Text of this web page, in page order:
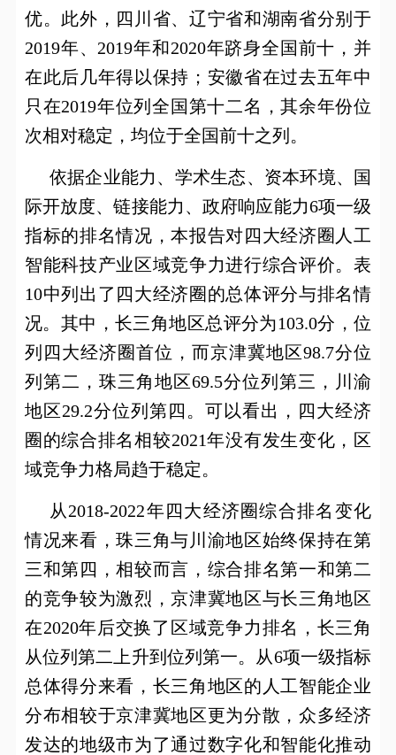
优。此外，四川省、辽宁省和湖南省分别于
2019年、 2019年和2020年跻身全国前十，并
在此后几年得以保持；安徽省在过去五年中
只在2019年位列全国第十二名，其余年份位
次相对稳定，均位于全国前十之列。
依据企业能力、学术生态、资本环境、国
际开放度、链接能力、政府响应能力6项一级
指标的排名情况，本报告对四大经济圈人工
智能科技产业区域竞争力进行综合评价。表
10中列出了四大经济圈的总体评分与排名情
况。其中，长三角地区总评分为103.0分，位
列四大经济圈首位，而京津冀地区98.7分位
列第二，珠三角地区69.5分位列第三，川渝
地区29.2分位列第四。可以看出，四大经济
圈的综合排名相较2021年没有发生变化，区
域竞争力格局趋于稳定。
从2018-2022年四大经济圈综合排名变化
情况来看，珠三角与川渝地区始终保持在第
三和第四，相较而言，综合排名第一和第二
的竞争较为激烈，京津冀地区与长三角地区
在2020年后交换了区域竞争力排名，长三角
从位列第二上升到位列第一。从6项一级指标
总体得分来看，长三角地区的人工智能企业
分布相较于京津冀地区更为分散，众多经济
发达的地级市为了通过数字化和智能化推动